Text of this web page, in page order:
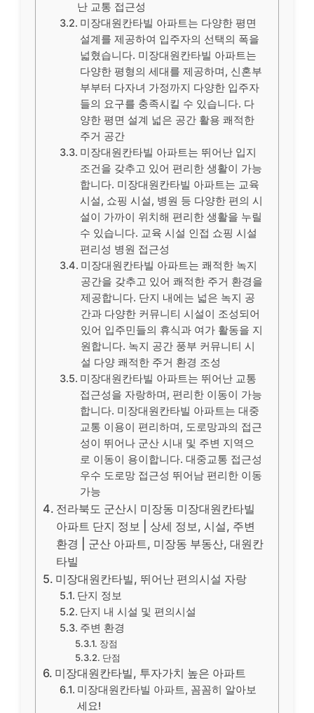
난 교통 접근성
미장대원칸타빌 아파트는 다양한 평면
설계를 제공하여 입주자의 선택의 폭을
넓혔습니다. 미장대원칸타빌 아파트는
다양한 평형의 세대를 제공하며, 신혼부
부부터 다자녀 가정까지 다양한 입주자
들의 요구를 충족시킬 수 있습니다. 다
양한 평면 설계 넓은 공간 활용 쾌적한
주거 공간
미장대원칸타빌 아파트는 뛰어난 입지
조건을 갖추고 있어 편리한 생활이 가능
합니다. 미장대원칸타빌 아파트는 교육
시설, 쇼핑 시설, 병원 등 다양한 편의 시
설이 가까이 위치해 편리한 생활을 누릴
수 있습니다. 교육 시설 인접 쇼핑 시설
편리성 병원 접근성
미장대원칸타빌 아파트는 쾌적한 녹지
공간을 갖추고 있어 쾌적한 주거 환경을
제공합니다. 단지 내에는 넓은 녹지 공
간과 다양한 커뮤니티 시설이 조성되어
있어 입주민들의 휴식과 여가 활동을 지
원합니다. 녹지 공간 풍부 커뮤니티 시
설 다양 쾌적한 주거 환경 조성
미장대원칸타빌 아파트는 뛰어난 교통
접근성을 자랑하며, 편리한 이동이 가능
합니다. 미장대원칸타빌 아파트는 대중
교통 이용이 편리하며, 도로망과의 접근
성이 뛰어나 군산 시내 및 주변 지역으
로 이동이 용이합니다. 대중교통 접근성
우수 도로망 접근성 뛰어남 편리한 이동
가능
전라북도 군산시 미장동 미장대원칸타빌
아파트 단지 정보 | 상세 정보, 시설, 주변
환경 | 군산 아파트, 미장동 부동산, 대원칸
타빌
미장대원칸타빌, 뛰어난 편의시설 자랑
단지 정보
단지 내 시설 및 편의시설
주변 환경
장점
단점
미장대원칸타빌, 투자가치 높은 아파트
미장대원칸타빌 아파트, 꼼꼼히 알아보
세요!